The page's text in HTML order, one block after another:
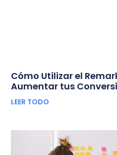
Cómo Utilizar el
Aumentar tus
LEER TODO